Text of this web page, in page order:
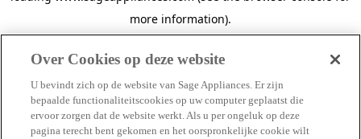
more information).
Over Cookies op deze website
U bevindt zich op de website van Sage Appliances. Er zijn
bepaalde functionaliteitscookies op uw computer geplaatst die
ervoor zorgen dat de website werkt. Als u per ongeluk op deze
pagina terecht bent gekomen en het oorspronkelijke cookie wilt